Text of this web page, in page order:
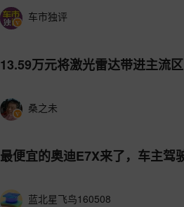
车市独评
13.59万元将激光雷达带进主流
桑之未
最便宜的奥迪E7X来了，车主驾
蓝北星飞鸟160508